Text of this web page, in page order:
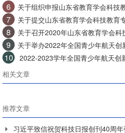
6 关于组织申报山东省教育学会科技
7 关于提交山东省教育学会科技教育
8 关于召开2020年山东省教育学会科
9 关于举办2022年全国青少年航天创
10
2022-2023学年全国青少年航天创
相关文章
推荐文章
习近平致信祝贺科技日报创刊40周